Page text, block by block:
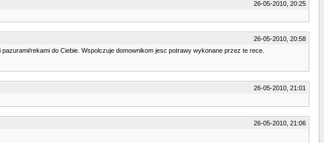
26-05-2010, 20:25
26-05-2010, 20:58
rekami do Ciebie. Wspolczuje domownikom jesc potrawy wykonane przez te rece.
26-05-2010, 21:01
26-05-2010, 21:06